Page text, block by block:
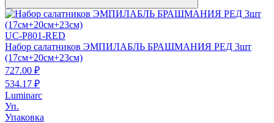
UC-P801-RED
Набор салатников ЭМПИЛАБЛЬ БРАШМАНИЯ РЕД 3шт
(17см+20см+23см)
727.00 ₽
534.17 ₽
Luminarc
Уп.
Упаковка